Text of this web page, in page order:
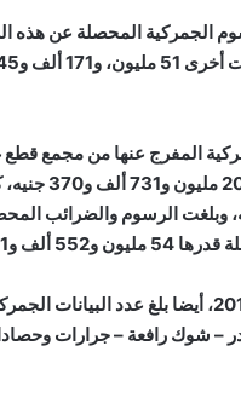
ألف و751 جنيه.
كليوباترا
القرن
مصطفى كامل
مايسه عطوه